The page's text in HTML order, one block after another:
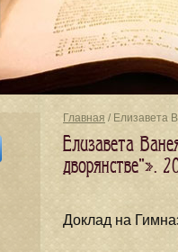
Главная / Елизавета
Елизавета
дворянстве"».
Доклад на